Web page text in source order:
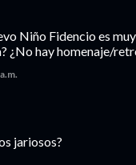
Niño Fidencio es
¿No hay homenaje/
jariosos?